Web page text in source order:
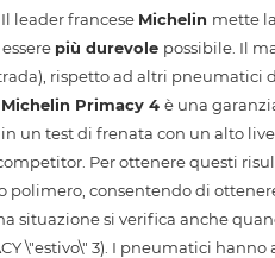
Il leader francese Michelin mette
più durevole possibile. Il
rispetto ad altri pneumatici
Michelin Primacy 4 è una
un test di frenata con un alto
Per ottenere questi
polimero, consentendo di
situazione si verifica anche
\"estivo\" 3). I pneumatici hanno